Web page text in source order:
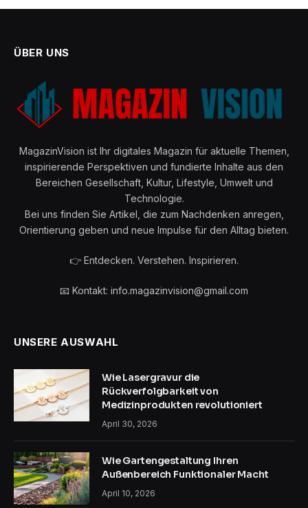
ÜBER UNS
MagazinVision ist Ihr digitales Magazin für aktuelle Themen,
inspirierende Perspektiven und fundierte Inhalte aus den
Bereichen Gesellschaft, Kultur, Lifestyle, Umwelt und
Technologie.
Bei uns finden Sie Artikel, die zum Nachdenken anregen,
Orientierung geben und neue Impulse für den Alltag bieten.
👉 Entdecken. Verstehen. Inspirieren.
📧 Kontakt: info.magazinvision@gmail.com
UNSERE AUSWAHL
Wie Lasergravur die
Rückverfolgbarkeit von
Medizinprodukten revolutioniert
April 30, 2026
Wie Gartengestaltung Ihren
Außenbereich Funktionaler Macht
April 10, 2026